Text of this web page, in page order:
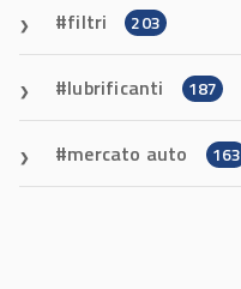
filtri 203
lubrificanti 187
mercato auto 163